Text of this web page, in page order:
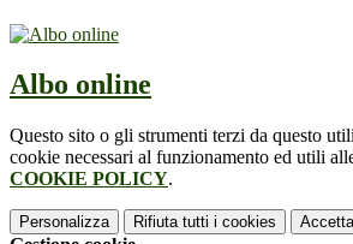
Albo online
Questo sito o gli strumenti terzi da questo
cookie necessari al funzionamento ed utili
COOKIE POLICY.
Personalizza Rifiuta tutti i cookies